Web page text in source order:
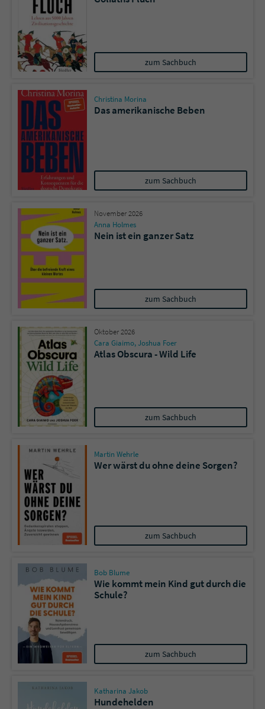
zum Sachbuch
Christina Morina
Das amerikanische Beben
zum Sachbuch
November 2026
Anna Holmes
Nein ist ein ganzer Satz
zum Sachbuch
Oktober 2026
Cara Giaimo,Joshua Foer
Atlas Obscura - Wild Life
zum Sachbuch
Martin Wehrle
Wer wärst du ohne deine Sorgen?
zum Sachbuch
Bob Blume
Wie kommt mein Kind gut durch die
Schule?
zum Sachbuch
Katharina Jakob
Hundehelden